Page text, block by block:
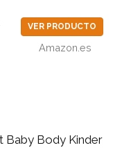
VER PRODUCTO
Amazon.es
Baby Body Kinder